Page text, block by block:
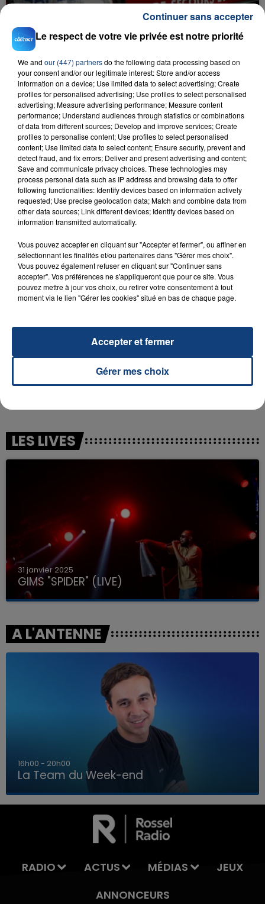
LA TEAM DU WEEK-END
23 juillet 2026
INCENDIE MORTEL À LENS : UNE FEMME ET
SON BÉBÉ ENTRE LA VIE ET LA...
Un homme s'est immolé par le feu après avoir
aspergé sa compagne et leur bébé de trois mois
d'un liquide inflammable.
20 juillet 2026
UNE ADOLESCENTE DEVANT SE FAIRE
OPÉRER DE LA CHEVILLE RESSORT DE LA...
La famille a porté plainte contre la clinique qui a
reconnu sa responsabilité et présenté ses
excuses.
4h44
4h44 4h40
4h40
LES LIVES
31 janvier 2025
GIMS "SPIDER" (LIVE)
A L'ANTENNE
7h00 - 12h00
La Team du Week-end
RADIO ACTUS MÉDIAS
JEUX
ANNONCEURS
Le respect de votre vie privée est notre priorité
We and our (447) partnersdo the following data processing based on
your consent and/or our legitimate interest: Store and/or access
information on a device; Use limited data to select advertising; Create
profiles for personalised advertising; Use profiles to select personalised
advertising; Measure advertising performance; Measure content
performance; Understand audiences through statistics or combinations
of data from different sources; Develop and improve services; Create
profiles to personalise content; Use profiles to select personalised
content; Use limited data to select content; Ensure security, prevent and
detect fraud, and fix errors; Deliver and present advertising and content;
Save and communicate privacy choices. These technologies may
process personal data such as IP address and browsing data to offer
following functionalities: Identify devices based on information actively
requested; Use precise geolocation data; Match and combine data from
other data sources; Link different devices; Identify devices based on
information transmitted automatically.
Vous pouvez accepter en cliquant sur "Accepter et fermer", ou affiner en
sélectionnant les finalités et/ou partenaires dans "Gérer mes choix".
Vous pouvez également refuser en cliquant sur "Continuer sans
accepter". Vos préférences ne s'appliqueront que pour ce site. Vous
pouvez mettre à jour vos choix, ou retirer votre consentement à tout
moment via le lien "Gérer les cookies" situé en bas de chaque page.
Gérer mes choix
Accepter et fermer
Continuer sans accepter